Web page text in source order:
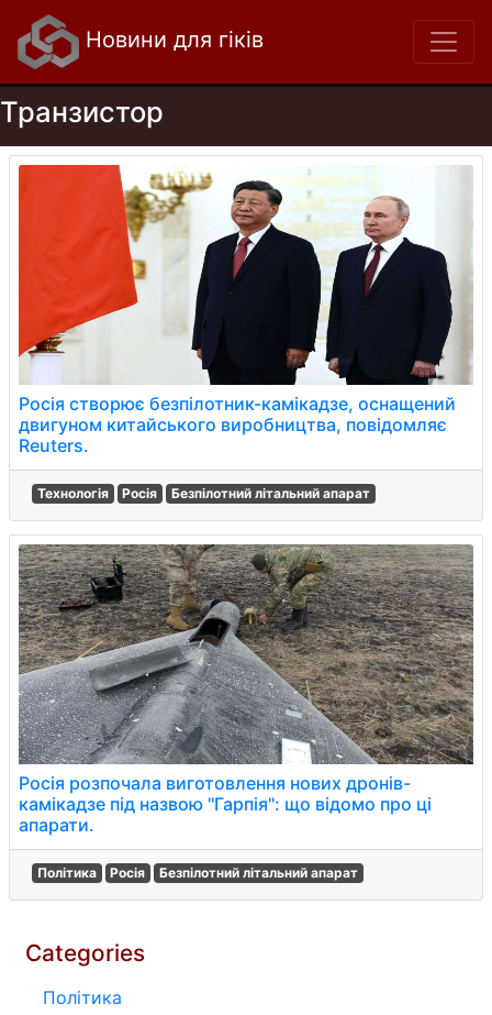
Новини для гіків
Транзистор
Росія створює безпілотник-камікадзе, оснащений
двигуном китайського виробництва, повідомляє
Reuters.
Технологія Росія Безпілотний літальний апарат
Росія розпочала виготовлення нових дронів-
камікадзе під назвою "Гарпія": що відомо про ці
апарати.
Політика Росія Безпілотний літальний апарат
Categories
Політика